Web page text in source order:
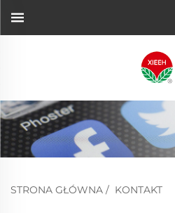
STRONA GŁÓWNA / KONTAKT